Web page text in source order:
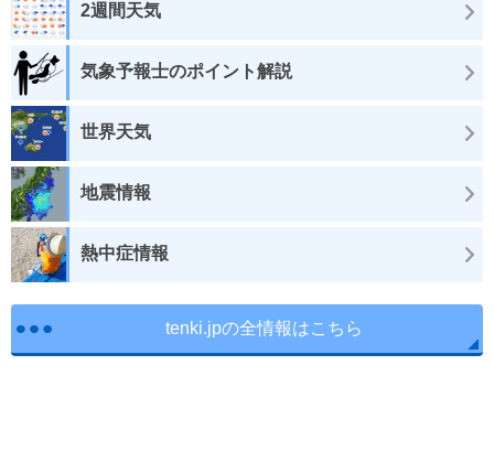
2週間天気
気象予報士のポイント解説
世界天気
地震情報
熱中症情報
tenki.jpの全情報はこちら